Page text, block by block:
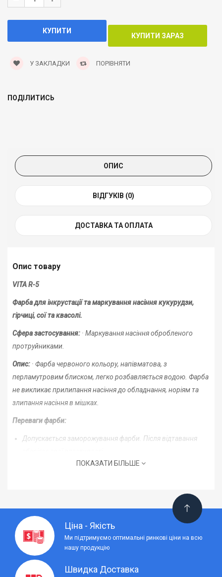
У ЗАКЛАДКИ ПОРІВНЯТИ
ПОДІЛИТИСЬ
ОПИС
ВІДГУКІВ (0)
ДОСТАВКА ТА ОПЛАТА
Опис товару
VITA R-5
Фарба для інкрустації та маркування насіння кукурудзи,
гірчиці, сої та квасолі.
Сфера застосування: · Маркування насіння обробленого
протруйниками.
Опис: · Фарба червоного кольору, напівматова, з
перламутровим блиском, легко розбавляється водою. Фарба
не викликає прилипання насіння до обладнання, норіям та
злипання насіння в мішках.
Переваги фарби:
Допускається заморожування фарби. Після відтавання
Не містить в складі синтетичних полімерних та акрилових
Відсутня злипання посівного матеріалу після фарбування.
Не містить летючих розчинників.
Не перешкоджає волого та газообміну посівного
матеріалу з навколишнім середовищем.
Чудова покриваність на насінні.
Легко розбавляється з водою.
ПОКАЗАТИ БІЛЬШЕ
Ціна - Якість
Ми підтримуємо оптимальні ринкові ціни на всю
нашу продукцію
Швидка Доставка